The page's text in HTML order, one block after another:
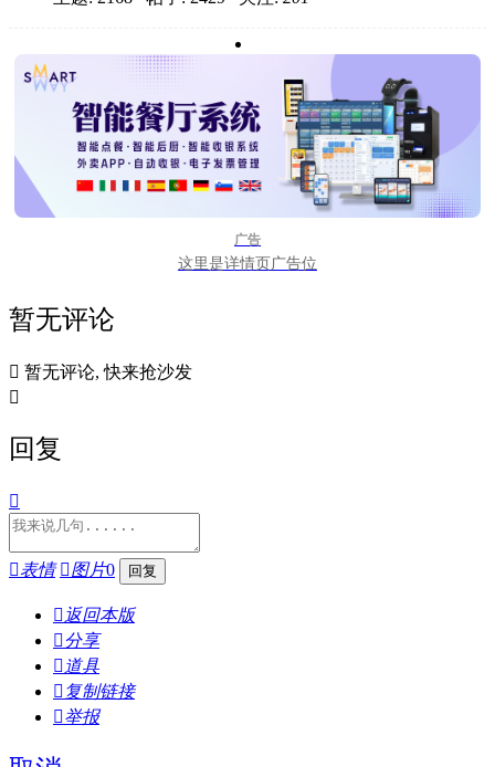
广告
这里是详情页广告位
暂无评论
 暂无评论, 快来抢沙发

回复

表情 图片0
 返回本版
分享
 道具
 复制链接
举报